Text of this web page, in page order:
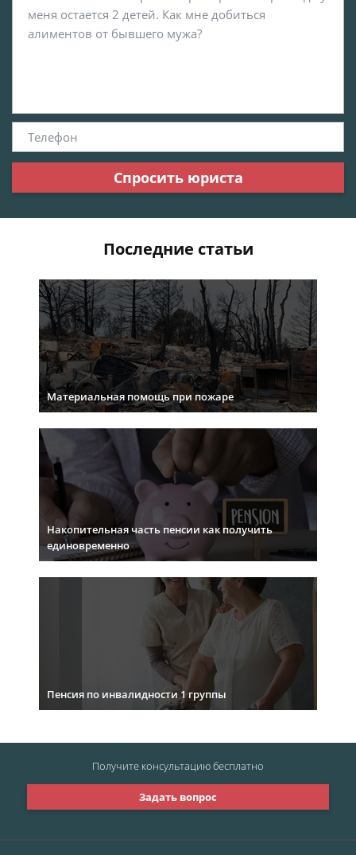
Спросить юриста
Последние статьи
Материальная помощь при пожаре
Накопительная часть пенсии как получить
единовременно
Пенсия по инвалидности 1 группы
Задать вопрос
Получите консультациюбесплатно